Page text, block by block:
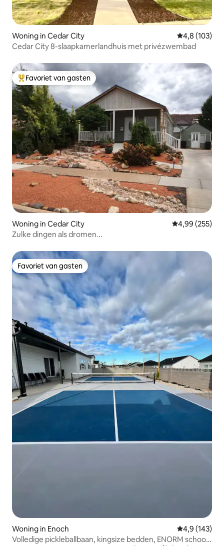
Woning in Cedar City Gemiddelde
4,8 (103)
Cedar City 8-slaapkamerlandhuis met privézwembad
Topfavoriet van gasten
Favoriet van gasten
Woning in Cedar City Gemiddelde
4,99 (255)
Zulke dingen als dromen...
Favoriet van gasten
Favoriet van gasten
Woning in Enoch Gemiddelde
4,9 (143)
Volledige pickleballbaan, kingsize bedden, ENORM schoon